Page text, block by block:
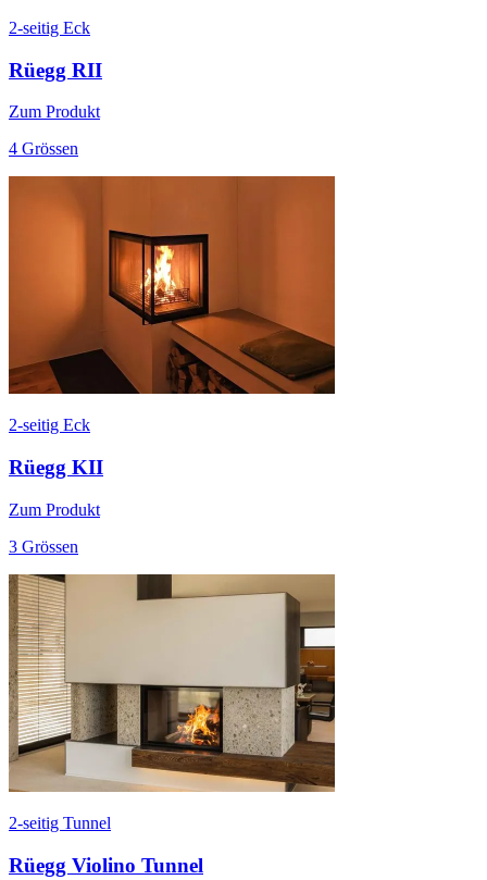
2-seitig Eck
Rüegg RII
Zum Produkt
4 Grössen
2-seitig Eck
Rüegg KII
Zum Produkt
3 Grössen
2-seitig Tunnel
Rüegg Violino Tunnel